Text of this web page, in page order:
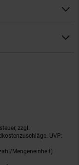
zzgl.
UVP:
Mengeneinheit)